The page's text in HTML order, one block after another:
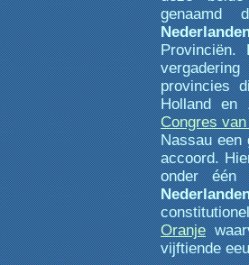
provincies
Holland en
Congres
Nassau een
accoord.
onder één
Oranje
vijftiende